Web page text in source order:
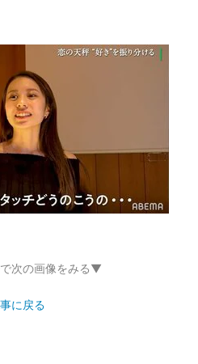
次の画像をみる▼
に戻る